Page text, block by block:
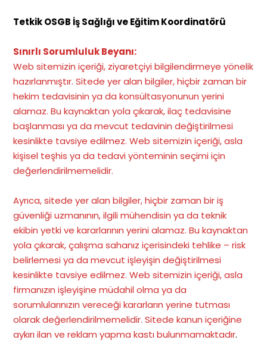
Tetkik OSGB İş Sağlığı ve Eğitim Koordinatörü
Sınırlı Sorumluluk Beyanı:
Web sitemizin içeriği, ziyaretçiyi bilgilendirmeye yönelik
hazırlanmıştır. Sitede yer alan bilgiler, hiçbir zaman bir
hekim tedavisinin ya da konsültasyonunun yerini
alamaz. Bu kaynaktan yola çıkarak, ilaç tedavisine
başlanması ya da mevcut tedavinin değiştirilmesi
kesinlikte tavsiye edilmez. Web sitemizin içeriği, asla
kişisel teşhis ya da tedavi yönteminin seçimi için
değerlendirilmemelidir.
Ayrıca, sitede yer alan bilgiler, hiçbir zaman bir iş
güvenliği uzmanının, ilgili mühendisin ya da teknik
ekibin yetki ve kararlarının yerini alamaz. Bu kaynaktan
yola çıkarak, çalışma sahanız içerisindeki tehlike – risk
belirlemesi ya da mevcut işleyişin değiştirilmesi
kesinlikte tavsiye edilmez. Web sitemizin içeriği, asla
firmanızın işleyişine müdahil olma ya da
sorumlularınızın vereceği kararların yerine tutması
olarak değerlendirilmemelidir. Sitede kanun içeriğine
aykırı ilan ve reklam yapma kastı bulunmamaktadır.